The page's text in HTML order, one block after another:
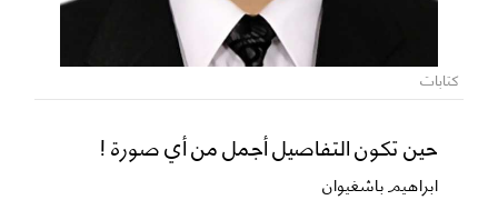
كتابات
حين تكون التفاصيل أجمل من أي صورة !
ابراهيم باشغيوان